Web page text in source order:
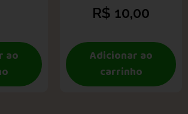
ao
R$ 10,00
Adicionar ao
carrinho